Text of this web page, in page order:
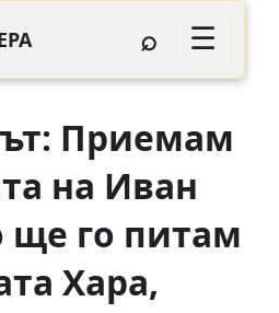
⌕ ☰
Приемам
на Иван
ще го питам
Хара,